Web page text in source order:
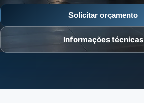
Solicitar orçamento
Informações técnicas